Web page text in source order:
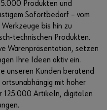
Produkten und
Sofortbedarf – vom
bis hin zu
technischen Produkten.
Warenpräsentation, setzen
Ihre Ideen aktiv ein.
unseren Kunden beratend
mit hoher
125.000 Artikeln, digitalen